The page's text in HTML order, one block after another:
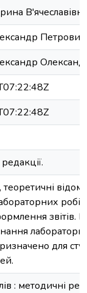
Петрович
теоретичні
робіт
звітів.
для
: методичні